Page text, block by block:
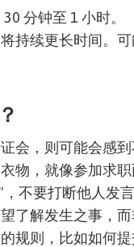
分钟至 1 小时。
持续更长时间。可
会，则可能会感
物，就像参加求职
不要打断他人发言
了解发生之事，
规则，比如如何